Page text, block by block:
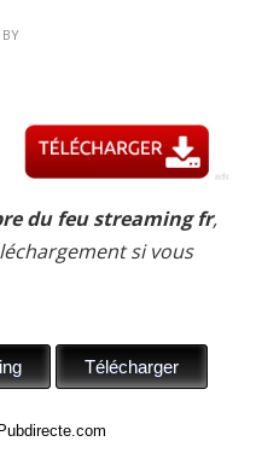
BY
du feu streaming fr,
si vous